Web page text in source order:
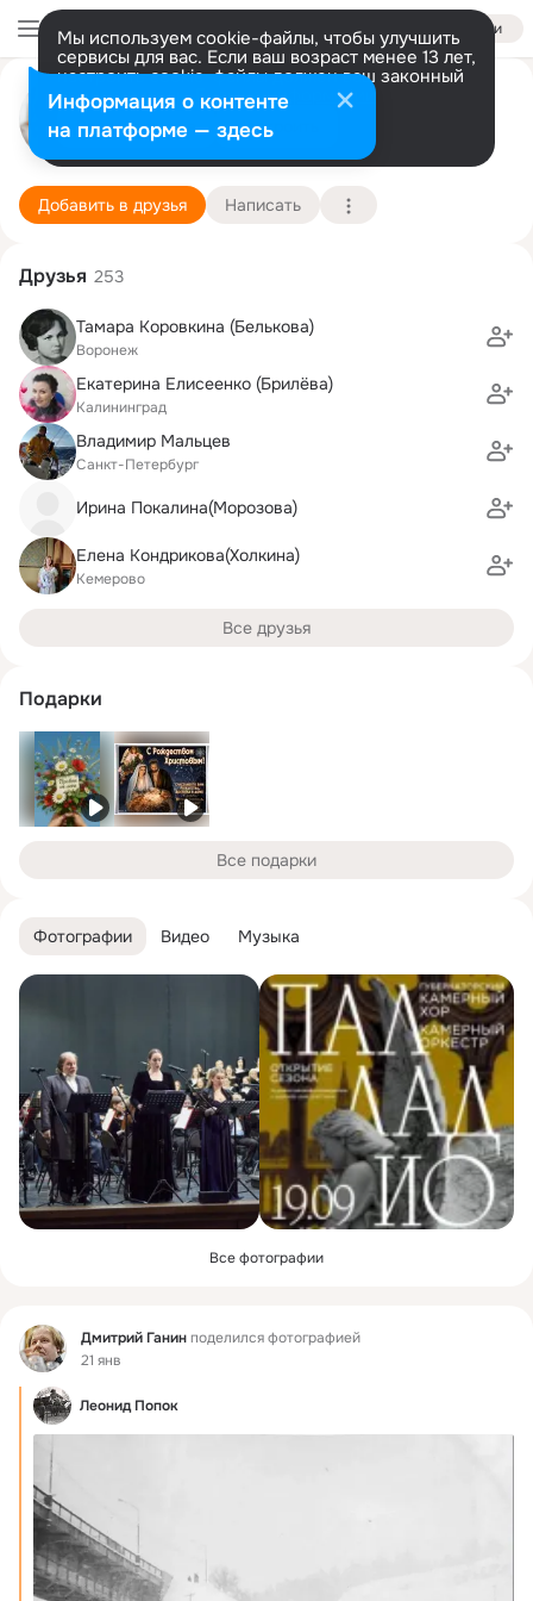
Войти
Мы используем cookie-файлы, чтобы улучшить
сервисы для вас. Если ваш возраст менее 13 лет,
настроить cookie-файлы должен ваш законный
представитель. Больше информации
Разрешить все Настроить
Дмитрий Ганин
д. Шевели (Крапивинский район)
Подробнее
Добавить в друзья Написать
Фотографии Видео Музыка
Все фотографии
Фид Дмитрий Ганинподелился фотографией
21 янв
Леонид Попок
Друзья 253
Тамара Коровкина (Белькова)
Воронеж
Екатерина Елисеенко (Брилёва)
Калининград
Владимир Мальцев
Санкт-Петербург
Ирина Покалина(Морозова)
Елена Кондрикова(Холкина)
Кемерово
Все друзья
Подарки
Все подарки
Информация о контенте
на платформе — здесь